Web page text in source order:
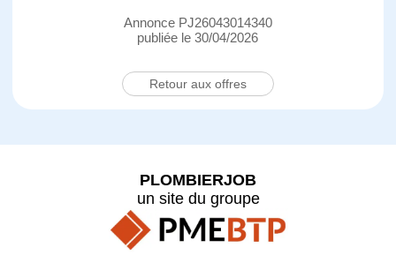
Annonce PJ26043014340
publiée le 30/04/2026
Retour aux offres
PLOMBIERJOB
un site du groupe